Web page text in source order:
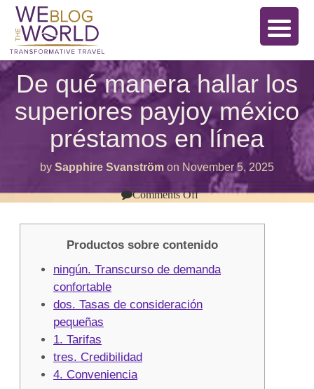
De qué manera hallar los
superiores payjoy méxico
préstamos en línea
by Sapphire Svanström on November 5, 2025
Comments Offon
De
manera
hallar
los
payjoy
en
Productos sobre contenido
ningún. Transcurso de demanda
confortable
dos. Tasas de consideración
pequeñas
1. Tarifas
tres. Credibilidad
4. Conveniencia